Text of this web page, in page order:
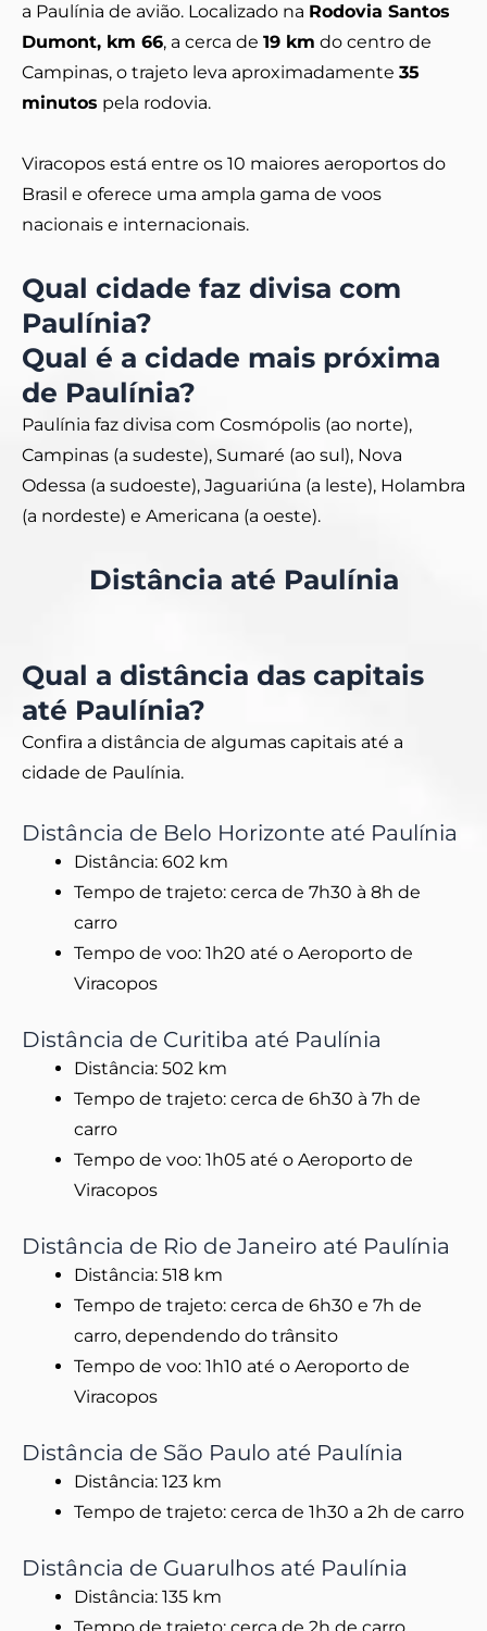
a Paulínia de avião. Localizado na Rodovia Santos
Dumont, km 66, a cerca de 19 km do centro de
Campinas, o trajeto leva aproximadamente 35
minutos pela rodovia.
Viracopos está entre os 10 maiores aeroportos do
Brasil e oferece uma ampla gama de voos
nacionais e internacionais.
Qual cidade faz divisa com
Paulínia?
Qual é a cidade mais próxima
de Paulínia?
Paulínia faz divisa com Cosmópolis (ao norte),
Campinas (a sudeste), Sumaré (ao sul), Nova
Odessa (a sudoeste), Jaguariúna (a leste), Holambra
(a nordeste) e Americana (a oeste).
Distância até Paulínia
Qual a distância das capitais
até Paulínia?
Confira a distância de algumas capitais até a
cidade de Paulínia.
Distância de Belo Horizonte até Paulínia
Distância: 602 km
Tempo de trajeto: cerca de 7h30 à 8h de
carro
Tempo de voo: 1h20 até o Aeroporto de
Viracopos
Distância de Curitiba até Paulínia
Distância: 502 km
Tempo de trajeto: cerca de 6h30 à 7h de
carro
Tempo de voo: 1h05 até o Aeroporto de
Viracopos
Distância de Rio de Janeiro até Paulínia
Distância: 518 km
Tempo de trajeto: cerca de 6h30 e 7h de
carro, dependendo do trânsito
Tempo de voo: 1h10 até o Aeroporto de
Viracopos
Distância de São Paulo até Paulínia
Distância: 123 km
Tempo de trajeto: cerca de 1h30 a 2h de carro
Distância de Guarulhos até Paulínia
Distância: 135 km